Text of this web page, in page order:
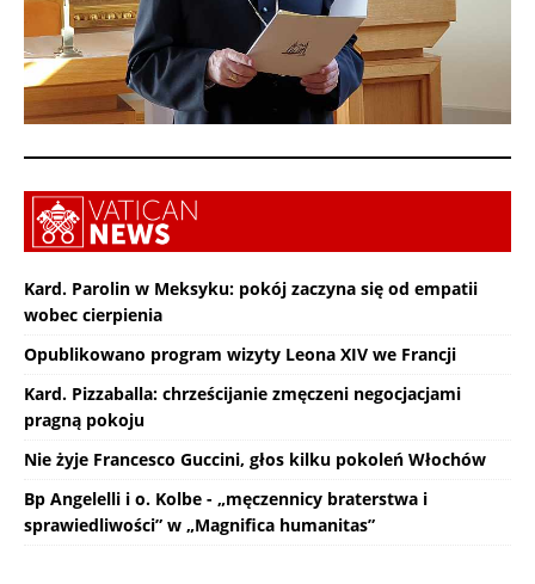
Kard. Parolin w Meksyku: pokój zaczyna się od empatii
wobec cierpienia
Opublikowano program wizyty Leona XIV we Francji
Kard. Pizzaballa: chrześcijanie zmęczeni negocjacjami
pragną pokoju
Nie żyje Francesco Guccini, głos kilku pokoleń Włochów
Bp Angelelli i o. Kolbe - „męczennicy braterstwa i
sprawiedliwości” w „Magnifica humanitas”